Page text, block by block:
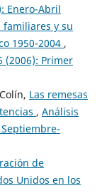
Enero-Abril
familiares y su
1950-2004 ,
(2006): Primer
Las remesas
, Análisis
de
Unidos en los